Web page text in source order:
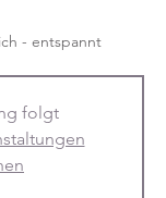
- entspannt
folgt